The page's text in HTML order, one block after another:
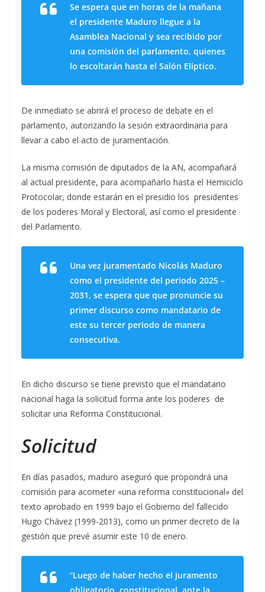
Se espera que en horas de la mañana
el presidente Maduro llegue a la
Asamblea Nacional y sea recibido por
una comisión del parlamento, quienes
lo escoltarán hasta el Salón Elíptico.
De inmediato se abrirá el proceso de debate en el
parlamento, autorizando la sesión extraordinaria para
llevar a cabo el acto de juramentación.
La misma comisión de diputados de la AN, acompañará
al actual presidente, para acompañarlo hasta el Hemiciclo
Protocolar, donde estarán en el presidio los presidentes
de los poderes Moral y Electoral, así como el presidente
del Parlamento.
Una vez juramentado Nicolás Maduro
como el presidente del periodo 2025 –
2031, se espera que que pronuncie su
primer discurso como mandatario de
este su tercer periodo de manera
consecutiva.
En dicho discurso se tiene previsto que el mandatario
nacional haga la solicitud forma ante los poderes de
solicitar una Reforma Constitucional.
Solicitud
En días pasados, maduro aseguró que propondrá una
comisión para acometer «una reforma constitucional» del
texto aprobado en 1999 bajo el Gobierno del fallecido
Hugo Chávez (1999-2013), como un primer decreto de la
gestión que prevé asumir este 10 de enero.
“Luego de haber hecho el juramento